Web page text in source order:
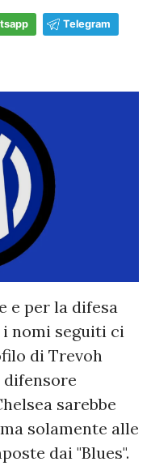
Telegram
e per la difesa
nomi seguiti ci
di Trevoh
difensore
sarebbe
solamente alle
dai "Blues".